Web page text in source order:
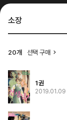
소장
20개 선택 구매
1권
2019.01.09